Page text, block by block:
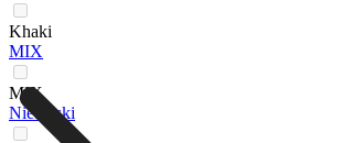
Khaki
MIX
MIX
Niebieski